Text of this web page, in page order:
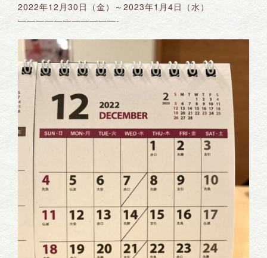
2022年12月30日（金）～2023年1月4日（水）
———————————-